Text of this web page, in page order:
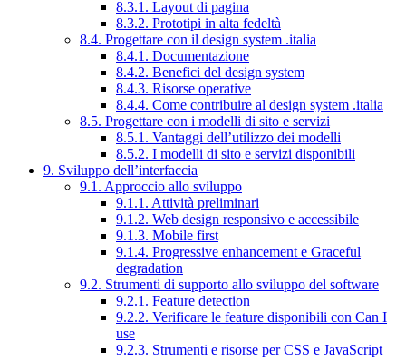
8.3.1. Layout di pagina
8.3.2. Prototipi in alta fedeltà
8.4. Progettare con il design system .italia
8.4.1. Documentazione
8.4.2. Benefici del design system
8.4.3. Risorse operative
8.4.4. Come contribuire al design system .italia
8.5. Progettare con i modelli di sito e servizi
8.5.1. Vantaggi dell’utilizzo dei modelli
8.5.2. I modelli di sito e servizi disponibili
9. Sviluppo dell’interfaccia
9.1. Approccio allo sviluppo
9.1.1. Attività preliminari
9.1.2. Web design responsivo e accessibile
9.1.3. Mobile first
9.1.4. Progressive enhancement e Graceful
degradation
9.2. Strumenti di supporto allo sviluppo del software
9.2.1. Feature detection
9.2.2. Verificare le feature disponibili con Can I
use
9.2.3. Strumenti e risorse per CSS e JavaScript